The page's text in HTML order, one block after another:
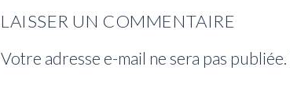
LAISSER UN COMMENTAIRE
Votre adresse e-mail ne sera pas publiée.